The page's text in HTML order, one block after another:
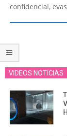
confidencial,
VIDEOS NOTICIAS